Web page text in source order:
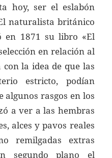
hoy, ser el eslabón
naturalista británico
en 1871 su libro «El
en relación al
con la idea de que las
estricto, podían
rasgos en los
a ver a las hembras
alces y pavos reales
remilgadas extras
segundo plano el